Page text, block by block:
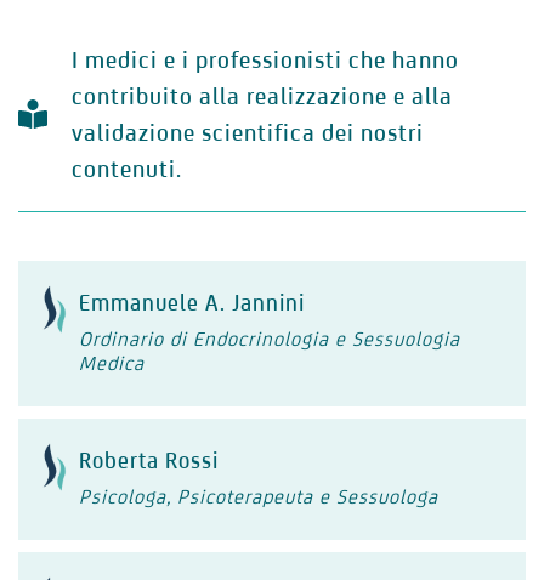
I medici e i professionisti che hanno
contribuito alla realizzazione e alla
validazione scientifica dei nostri
contenuti.
Emmanuele A. Jannini
Ordinario di Endocrinologia e Sessuologia
Medica
Roberta Rossi
Psicologa, Psicoterapeuta e Sessuologa